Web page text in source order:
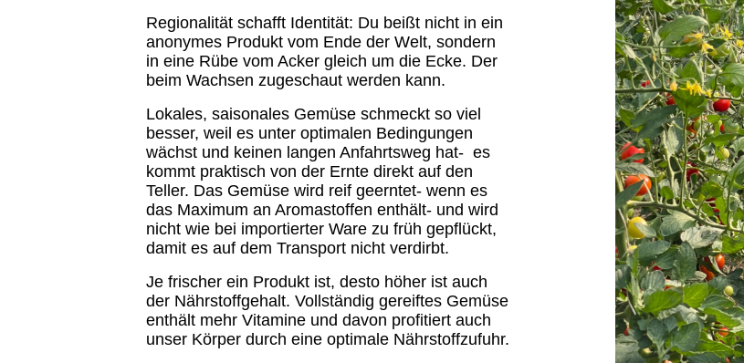
Regionalität schafft Identität: Du beißt nicht in ein
anonymes Produkt vom Ende der Welt, sondern
in eine Rübe vom Acker gleich um die Ecke. Der
beim Wachsen zugeschaut werden kann.
Lokales, saisonales Gemüse schmeckt so viel
besser, weil es unter optimalen Bedingungen
wächst und keinen langen Anfahrtsweg hat- es
kommt praktisch von der Ernte direkt auf den
Teller. Das Gemüse wird reif geerntet- wenn es
das Maximum an Aromastoffen enthält- und wird
nicht wie bei importierter Ware zu früh gepflückt,
damit es auf dem Transport nicht verdirbt.
Je frischer ein Produkt ist, desto höher ist auch
der Nährstoffgehalt. Vollständig gereiftes Gemüse
enthält mehr Vitamine und davon profitiert auch
unser Körper durch eine optimale Nährstoffzufuhr.